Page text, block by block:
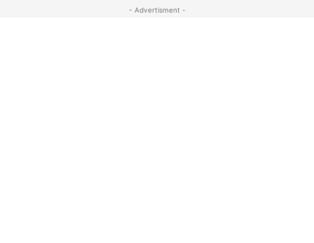
- Advertisment -